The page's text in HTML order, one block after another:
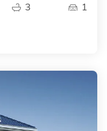
3 1